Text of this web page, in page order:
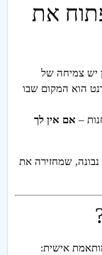
את
יש צמיחה של
הוא המקום שבו
– אם אין לך
שמחזירה את
אישית: